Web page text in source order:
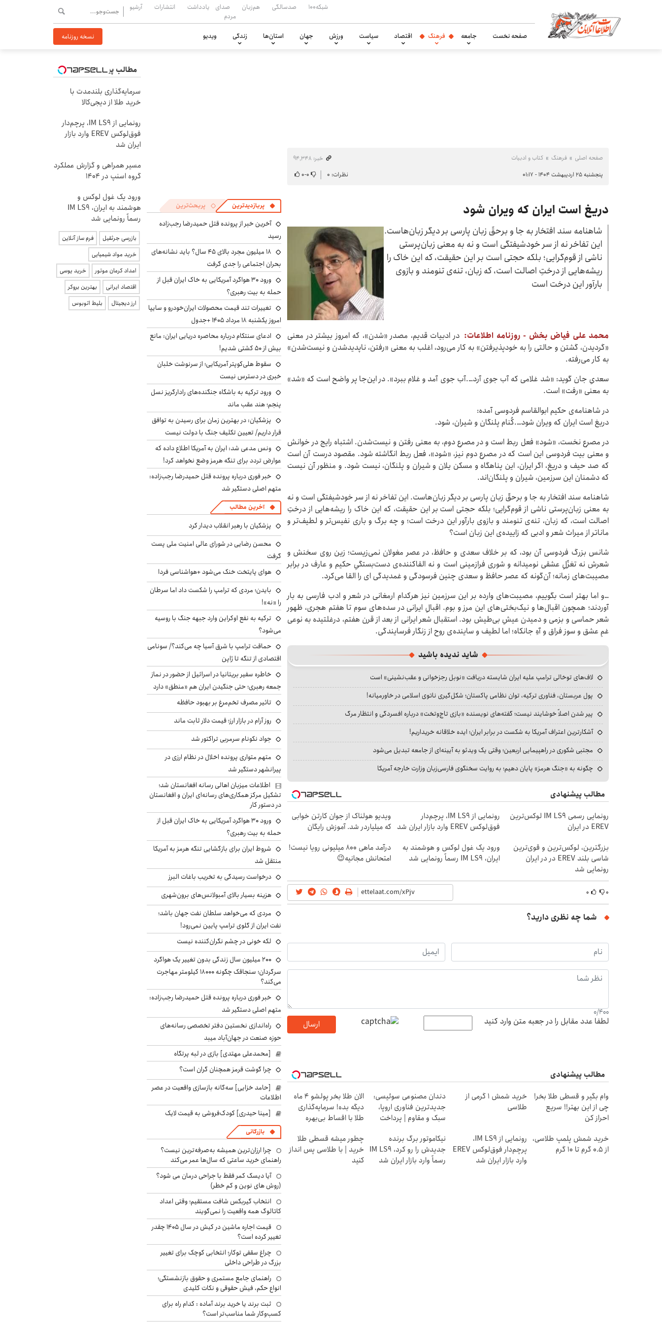
شبکه۱۰۰ صدسالگی هم‌زبان
صدای
مردم
یادداشت انتشارات آرشیو
صفحه نخست جامعه فرهنگ اقتصاد سیاست ورزش جهان استان‌ها زندگی ویدیو نسخه روزنامه
صفحه اصلی فرهنگ کتاب و ادبیات
خبر: ۹۴٬۳۴۸
پنجشنبه ۲۵ اردیبهشت ۱۴۰۴ - ۰۱:۱۷
نظرات: ۰ ۰-۰
دریغ است ایران که ویران شود
شاهنامه سند افتخار به جا و برحقّ زبان پارسی بر دیگر زبان‌هاست.
این تفاخر نه از سر خودشیفتگی است و نه به معنی زبان‌پرستی
ناشی از قوم‌گرایی؛ بلکه حجتی است بر این حقیقت، که این خاک را
ریشه‌هایی از درختِ اصالت است، که زبان، تنه‌ی تنومند و بازوی
بارآور این درخت است
محمد علی فیاض بخش - روزنامه اطلاعات: در ادبیات قدیم، مصدر «شدن»، که امروز بیشتر در معنی
«گردیدن، گشتن و حالتی را به خودپذیرفتن» به کار می‌رود، اغلب به معنی «رفتن، ناپدیدشدن و نیست‌شدن»
به کار می‌رفته.
سعدیِ جان گوید: «شد غلامی که آب جوی آرد….آب جوی آمد و غلام ببرد». در این‌جا پر واضح است که «شد»
به معنی «رفت» است.
در شاهنامه‌ی حکیم ابوالقاسم فردوسی آمده:
دریغ است ایران که ویران شود….کُنام پلنگان و شیران، شود.
در مصرع نخست، «شود» فعل ربط است و در مصرع دوم، به معنی رفتن و نیست‌شدن. اشتباه رایج در خوانش
و معنی بیت فردوسی این است که در مصرع دوم نیز، «شود»، فعل ربط انگاشته شود. مقصود درست آن است
که صد حیف و دریغ، اگر ایران، این پناهگاه و مسکن‌ یلان و شیران و پلنگان، نیست شود. و منظور آن نیست
که دشمنان این سرزمین، شیران و پلنگان‌اند.
شاهنامه سند افتخار به جا و برحقّ زبان پارسی بر دیگر زبان‌هاست. این تفاخر نه از سر خودشیفتگی است و نه
به معنی زبان‌پرستی ناشی از قوم‌گرایی؛ بلکه حجتی است بر این حقیقت، که این خاک را ریشه‌هایی از درختِ
اصالت است، که زبان، تنه‌ی تنومند و بازوی بارآور این درخت است؛ و چه برگ و باری نفیس‌تر و لطیف‌تر و
ماناتر از میراث شعر و ادبی که زاییده‌ی این زبان است؟
شانس بزرگ فردوسی آن بود، که بر خلاف سعدی و حافظ، در عصر مغولان نمی‌زیست؛ زین روی سخنش و
شعرش نه تغزّلِ عشقی نومیدانه و شوری فرازمینی است و نه القاکننده‌ی دست‌بستگیِ حکیم و عارف در برابر
مصیبت‌های زمانه؛ آن‌گونه که عصر حافظ و سعدی چنین فرسودگی و غمدیدگی ای را القا می‌کرد.
…و اما بهتر است بگوییم، مصیبت‌های وارده بر این سرزمین نیز هرکدام ارمغانی در شعر و ادب فارسی به بار
آوردند؛ همچون اقبال‌ها و نیک‌بختی‌های این مرز و بوم. اقبالِ ایرانی در سده‌های سوم تا هفتم هجری، ظهور
شعر حماسی و بزمی و دمیدن عیشِ بی‌طیش بود. استقبال شعر ایرانی از بعد از قرن هفتم، درغلتیده به نوعی
غمِ عشق و سوز فراق و آهِ جانکاه؛ اما لطیف و ساینده‌ی روح از زنگار فرسایندگی.
شاید ندیده باشید
لاف‌های توخالی ترامپ علیه ایران شایسته دریافت «نوبل رجزخوانی و عقب‌نشینی» است
پول عربستان، فناوری ترکیه، توان نظامی پاکستان؛ شکل‌گیری ناتوی اسلامی در خاورمیانه!
پیر شدن اصلاً خوشایند نیست؛ گفته‌های نویسنده «بازی تاج‌وتخت» درباره افسردگی و انتظار مرگ
آشکارترین اعتراف آمریکا به شکست در برابر ایران؛ ایده خلاقانه خریداریم!
مجتبی شکوری در راهپیمایی اربعین؛ وقتی یک ویدئو به آیینه‌ای از جامعه تبدیل می‌شود
چگونه به «جنگ هرمز» پایان دهیم؛ به روایت سخنگوی فارسی‌زبان وزارت خارجه آمریکا
مطالب پیشنهادی
رونمایی رسمی IM LS9 لوکس‌ترین
EREV در ایران
رونمایی از IM LS9، پرچم‌دار
فوق‌لوکس EREV وارد بازار ایران شد
ویدیو هولناک از جوان کارتن خوابی
که میلیاردر شد. آموزش رایگان
بزرگترین، لوکس‌ترین و قوی‌ترین
شاسی بلند EREV در در ایران
رونمایی شد
ورود یک غول لوکس و هوشمند به
ایران، IM LS9 رسماً رونمایی شد
درآمد ماهی 800 میلیونی رویا نیست!
امتحانش مجانیه😉
۰ ۰
شما چه نظری دارید؟
0/400
لطفا عدد مقابل را در جعبه متن وارد کنید ارسال
مطالب پیشنهادی
وام بگیر و قسطی طلا بخر!
چی از این بهتر!! سریع
احراز کن
خرید شمش 1 گرمی از
طلاسی
دندان مصنوعی سوئیسی:
جدیدترین فناوری اروپا،
سبک و مقاوم | پرداخت
الان طلا بخر پولشو 4 ماه
دیگه بده! سرمایه‌گذاری
طلا با اقساط بی‌بهره
خرید شمش پلمپ طلاسی،
از ۰.۵ گرم تا ۱۰ گرم
رونمایی از IM LS9،
پرچم‌دار فوق‌لوکس EREV
وارد بازار ایران شد
نیکاموتور برگ برنده
جدیدش را رو کرد، IM LS9
رسماً وارد بازار ایران شد
چطور میشه قسطی طلا
خرید | با طلاسی پس انداز
کنید
پربازدیدترین پربحث‌ترین
آخرین خبر از پرونده قتل حمیدرضا رجب‌زاده
رسید
۱۸ میلیون مجرد بالای ۴۵ سال؟ باید نشانه‌های
بحران اجتماعی را جدی گرفت
ورود ۳۰ هواگرد آمریکایی به خاک ایران قبل از
حمله به بیت رهبری؟
تغییرات تند قیمت محصولات ایران‌خودرو و سایپا
امروز یکشنبه ۱۸ مرداد ۱۴۰۵ +جدول
ادعای سنتکام درباره محاصره دریایی ایران: مانع
بیش از ۵۰ کشتی شدیم!
سقوط هلی‌کوپتر آمریکایی؛ از سرنوشت خلبان
خبری در دسترس نیست
ورود ترکیه به باشگاه جنگنده‌های رادارگریز نسل
پنجم؛ هند عقب ماند
پزشکیان‌: در بهترین زمان برای رسیدن به توافق
قرار داریم/ تعیین تکلیف جنگ با دولت نیست
ونس مدعی شد: ایران به آمریکا اطلاع داده که
عوارض تردد برای تنگه هرمز وضع نخواهد کرد!
خبر فوری درباره پرونده قتل حمیدرضا رجب‌زاده:
متهم اصلی دستگیر شد
آخرین مطالب
پزشکیان با رهبر انقلاب دیدار کرد
محسن رضایی در شورای عالی امنیت ملی پست
گرفت
هوای پایتخت خنک می‌شود +هواشناسی فردا
بایدن؛ مردی که ترامپ را شکست داد اما سرطان
را «نه»!
ترکیه به نفع اوکراین وارد جبهه جنگ با روسیه
می‌شود؟
حماقت ترامپ با شرق آسیا چه می‌کند؟/ سونامی
اقتصادی از تنگه تا ژاپن
خاطره سفیر بریتانیا در اسرائیل از حضور در نماز
جمعه رهبری؛ حتی جنگیدن ایران هم «منطق» دارد
تاثیر مصرف تخم‌مرغ بر بهبود حافظه
روز آرام در بازار ارز؛ قیمت دلار ثابت ماند
جواد نکونام سرمربی تراکتور شد
متهم متواری پرونده اخلال در نظام ارزی در
پیرانشهر دستگیر شد
اطلاعات میزبان اهالی رسانه افغانستان شد؛
تشکیل مرکز همکاری‌های رسانه‌ای ایران و افغانستان
در دستور کار
ورود ۳۰ هواگرد آمریکایی به خاک ایران قبل از
حمله به بیت رهبری؟
شروط ایران برای بازگشایی تنگه هرمز به آمریکا
منتقل شد
درخواست رسیدگی به تخریب باغات البرز
هزینه بسیار بالای آمبولانس‌های برون‌شهری
مردی که می‌خواهد سلطان نفت جهان باشد؛
نفت ایران از گلوی ترامپ پایین نمی‌رود!
لکه خونی در چشم نگران‌کننده نیست
۲۰۰ میلیون سال زندگی بدون تغییر یک هواگرد
سرگردان؛ سنجاقک‌ چگونه ۱۸۰۰۰ کیلومتر مهاجرت
می‌کند؟
خبر فوری درباره پرونده قتل حمیدرضا رجب‌زاده:
متهم اصلی دستگیر شد
راه‌اندازی نخستین دفتر تخصصی رسانه‌های
حوزه صنعت در جهان‌آباد میبد
[محمدعلی مهتدی] بازی در لبه پرتگاه
چرا گوشت قرمز همچنان گران است؟
[حامد خزایی] سه‌گانه بازسازی واقعیت در عصر
اطلاعات
[مینا حیدری] کودک‌فروشی به قیمت لایک
بازرگانی
چرا ارزان‌ترین همیشه به‌صرفه‌ترین نیست؟
راهنمای خرید ساعتی که سال‌ها عمر می‌کند
آیا دیسک کمر فقط با جراحی درمان می شود؟
(روش های نوین و کم خطر)
انتخاب گیربکس شافت مستقیم؛ وقتی اعداد
کاتالوگ همه واقعیت را نمی‌گویند
قیمت اجاره ماشین در کیش در سال ۱۴۰۵ چقدر
تغییر کرده است؟
چراغ سقفی توکار؛ انتخابی کوچک برای تغییر
بزرگ در طراحی داخلی
راهنمای جامع مستمری و حقوق بازنشستگی؛
انواع حکم، فیش حقوقی و نکات کلیدی
ثبت برند یا خرید برند آماده : کدام راه برای
کسب‌وکار شما مناسب‌تر است؟
مطالب پیشنهادی
سرمایه‌گذاری بلندمدت با
خرید طلا از دیجی‌کالا
رونمایی از IM LS9، پرچم‌دار
فوق‌لوکس EREV وارد بازار
ایران شد
مسیر همراهی و گزارش عملکرد
گروه اسنپ در ۱۴۰۴
ورود یک غول لوکس و
هوشمند به ایران، IM LS9
رسماً رونمایی شد
بازرسی جرثقیل
فرم ساز آنلاین
خرید مواد شیمیایی
امداد کرمان موتور
خرید یوسی
اقتصاد ایرانی
بهترین بروکر
ارز دیجیتال
بلیط اتوبوس